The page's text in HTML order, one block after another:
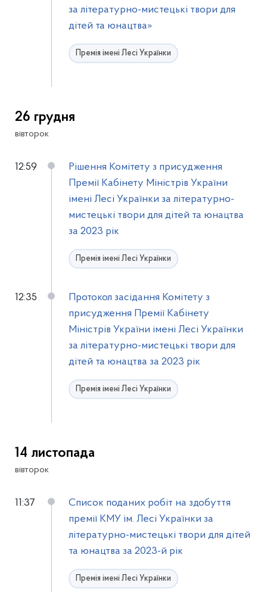
за літературно-мистецькі твори для
дітей та юнацтва»
Премія імені Лесі Українки
26 грудня
вівторок
12:59
Рішення Комітету з присудження
Премії Кабінету Міністрів України
імені Лесі Українки за літературно-
мистецькі твори для дітей та юнацтва
за 2023 рік
Премія імені Лесі Українки
12:35
Протокол засідання Комітету з
присудження Премії Кабінету
Міністрів України імені Лесі Українки
за літературно-мистецькі твори для
дітей та юнацтва за 2023 рік
Премія імені Лесі Українки
14 листопада
вівторок
11:37
Список поданих робіт на здобуття
премії КМУ ім. Лесі Українки за
літературно-мистецькі твори для дітей
та юнацтва за 2023-й рік
Премія імені Лесі Українки